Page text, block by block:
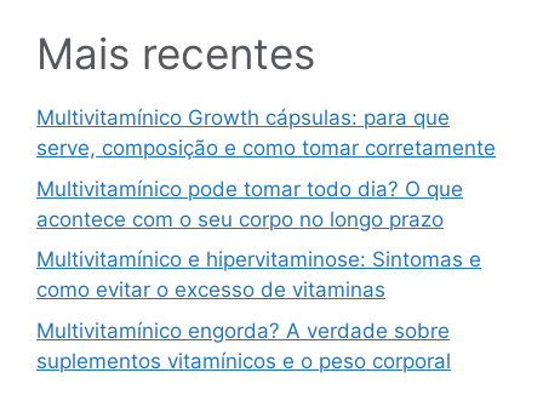
Mais recentes
Multivitamínico Growth cápsulas: para que
serve, composição e como tomar corretamente
Multivitamínico pode tomar todo dia? O que
acontece com o seu corpo no longo prazo
Multivitamínico e hipervitaminose: Sintomas e
como evitar o excesso de vitaminas
Multivitamínico engorda? A verdade sobre
suplementos vitamínicos e o peso corporal